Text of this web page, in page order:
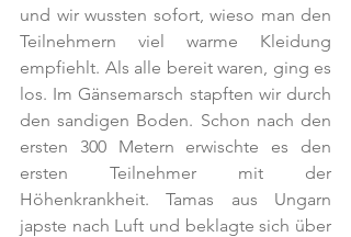
und wir wussten sofort, wieso man den
Teilnehmern viel warme Kleidung
empfiehlt. Als alle bereit waren, ging es
los. Im Gänsemarsch stapften wir durch
den sandigen Boden. Schon nach den
ersten 300 Metern erwischte es den
ersten Teilnehmer mit der
Höhenkrankheit. Tamas aus Ungarn
japste nach Luft und beklagte sich über